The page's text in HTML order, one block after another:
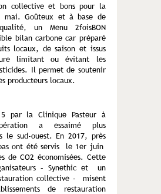
collective et bons pour la
mai. Goûteux et à base de
un Menu 2foisBON
bilan carbone car préparé
locaux, de saison et issus
limitant ou évitant les
Il permet de soutenir
producteurs locaux.
par la Clinique Pasteur à
a essaimé plus
le sud-ouest. En 2017, près
ont été servis le 1er juin
de CO2 économisées. Cette
– Synethic et un
collective – misent
de restauration